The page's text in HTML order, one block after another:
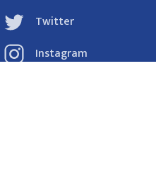
Twitter
Instagram